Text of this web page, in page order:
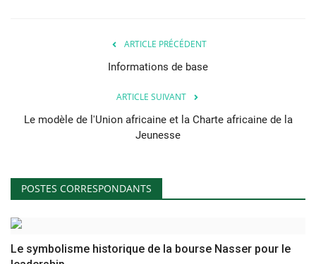
ARTICLE PRÉCÉDENT
Informations de base
ARTICLE SUIVANT
Le modèle de l'Union africaine et la Charte africaine de la
Jeunesse
POSTES CORRESPONDANTS
Le symbolisme historique de la bourse Nasser pour le